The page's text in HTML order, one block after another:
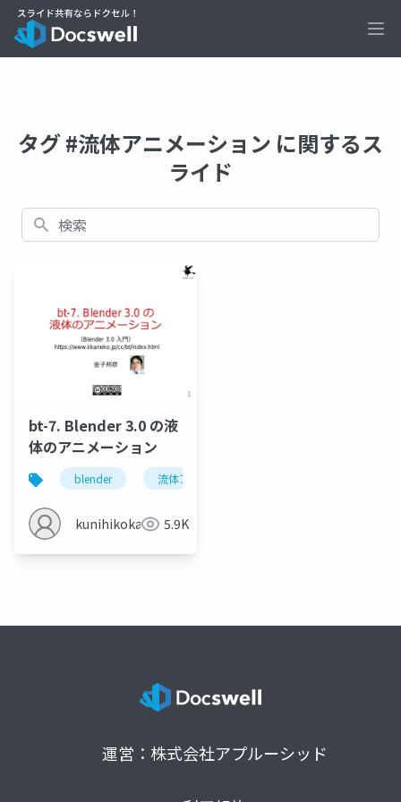
タグ #流体アニメーション に関するス
ライド
検索
bt-7. Blender 3.0 の液
体のアニメーション
blender 流体アニメーション
kunihikokaneko5.9K
運営：株式会社アプルーシッド